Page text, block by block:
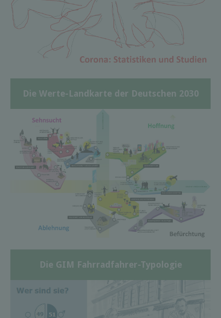
Die Werte-Landkarte der Deutschen 2030
Die GIM Fahrradfahrer-Typologie